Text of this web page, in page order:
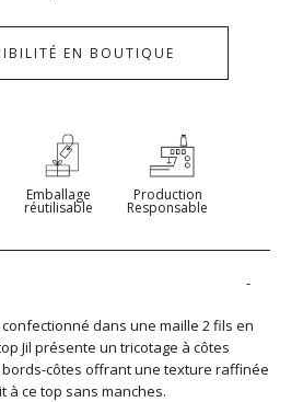
EN BOUTIQUE
Emballage
réutilisable
Production
Responsable
dans une maille 2 fils en
Jil présente un tricotage à côtes
côtes offrant une texture raffinée
ce top sans manches.